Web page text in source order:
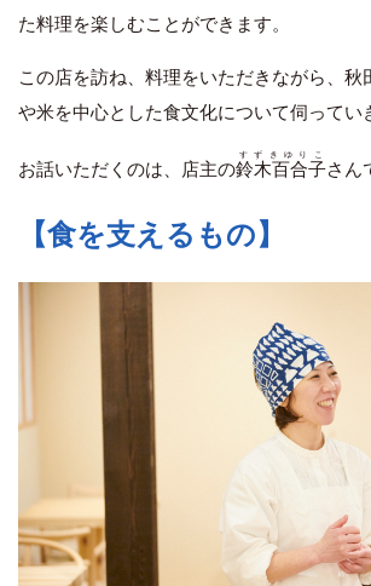
た料理を楽しむことができます。
この店を訪ね、料理をいただきながら、秋
や米を中心とした食文化について伺ってい
お話いただくのは、店主の鈴木百合子
すずきゆりこ
さん
【食を支えるもの】